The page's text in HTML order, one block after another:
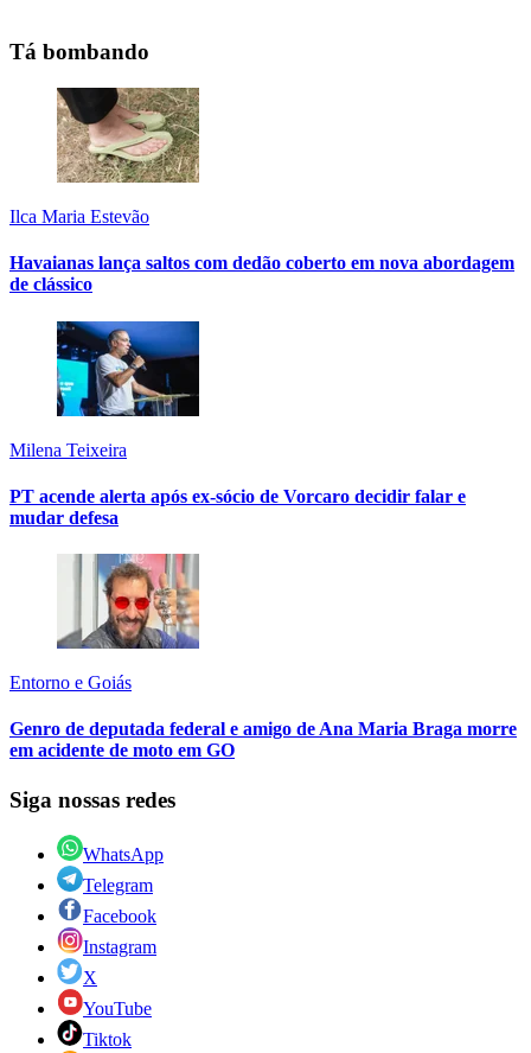
Tá bombando
Ilca Maria Estevão
Havaianas lança saltos com dedão coberto em nova abordagem
de clássico
Milena Teixeira
PT acende alerta após ex-sócio de Vorcaro decidir falar e
mudar defesa
Entorno e Goiás
Genro de deputada federal e amigo de Ana Maria Braga morre
em acidente de moto em GO
Siga nossas redes
WhatsApp
Telegram
Facebook
Instagram
X
YouTube
Tiktok